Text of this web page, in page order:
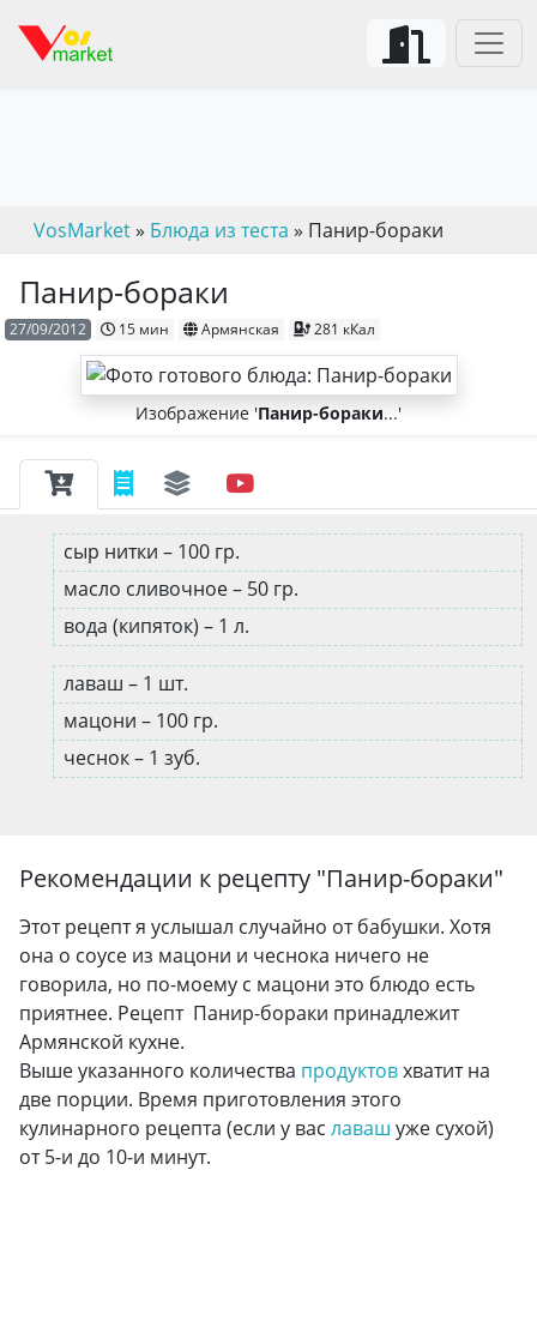
VosMarket» Блюда из теста » Панир-бораки
Панир-бораки
27/09/2012 15 мин Армянская 281 кКал
Изображение 'Панир-бораки...'
сыр нитки – 100 гр.
масло сливочное – 50 гр.
вода (кипяток) – 1 л.
лаваш – 1 шт.
мацони – 100 гр.
чеснок – 1 зуб.
Рекомендации к рецепту "Панир-бораки"
Этот рецепт я услышал случайно от бабушки. Хотя
она о соусе из мацони и чеснока ничего не
говорила, но по-моему с мацони это блюдо есть
приятнее. Рецепт Панир-бораки принадлежит
Армянской кухне.
Выше указанного количества продуктовхватит на
две порции. Время приготовления этого
кулинарного рецепта (если у вас лаваш уже сухой)
от 5-и до 10-и минут.